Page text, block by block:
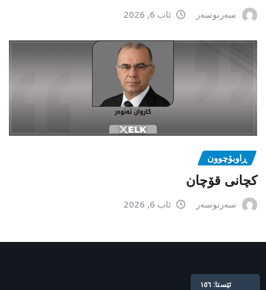
سەرنوسەر ئاب 6, 2026
ڕاوبۆچوون
کچانی قۆچان
سەرنوسەر ئاب 6, 2026
ئێستا: ١٥٦